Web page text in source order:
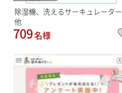
除湿機、洗えるサーキュレーター
他
709名様